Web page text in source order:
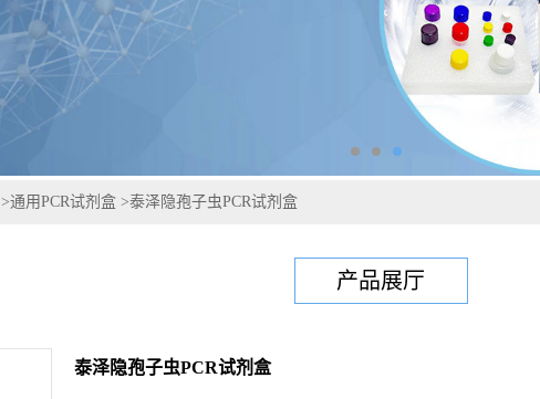
>通用PCR试剂盒 >泰泽隐孢子虫PCR试剂盒
产品展厅
泰泽隐孢子虫PCR试剂盒